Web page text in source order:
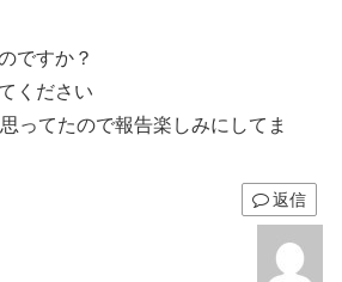
ですか？
ください
ってたので報告楽しみにしてま
返信